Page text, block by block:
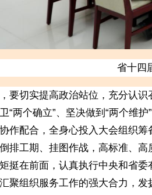
省十四
切实提高政治站位，充分认识
“两个确立”、坚决做到“两个维
作配合，全身心投入大会组织
排工期、挂图作战，高标准、
挺在前面，认真执行中央和省
聚组织服务工作的强大合力，